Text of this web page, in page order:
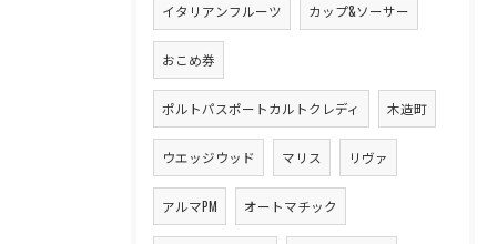
イタリアンフルーツ カップ&ソーサー
おこめ券
ポルトパスポートカルトクレディ 木造町
ウエッジウッド マリス リヴァ
アルマPM オートマチック